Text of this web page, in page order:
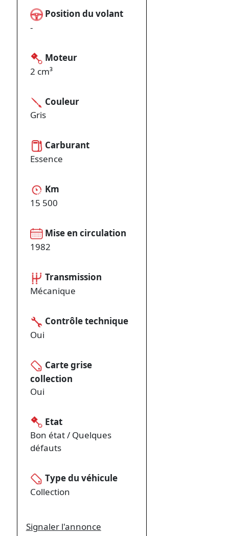
Position du volant
-
Moteur
2 cm³
Couleur
Gris
Carburant
Essence
Km
15 500
Mise en circulation
1982
Transmission
Mécanique
Contrôle technique
Oui
Carte grise
collection
Oui
Etat
Bon état / Quelques
défauts
Type du véhicule
Collection
Signaler l'annonce